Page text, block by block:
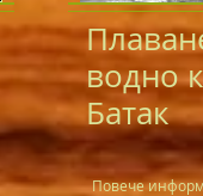
водно
Батак
Повече